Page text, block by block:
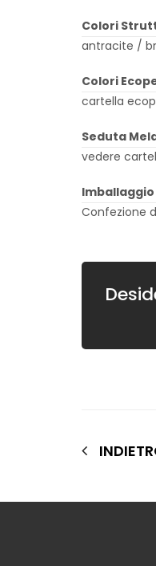
Colori
antracite /
Colori
cartella
Seduta
vedere
Imballaggio
Confezione